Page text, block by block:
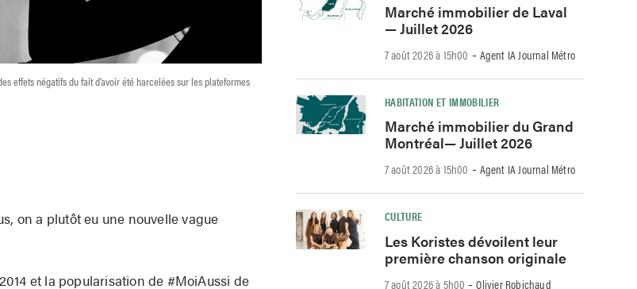
effets négatifs du fait d’avoir été harcelées sur les plateformes
on a plutôt eu une nouvelle vague
et la popularisation de #MoiAussi de
Marché immobilier de Laval
— Juillet 2026
7 août 2026 à 15h00 -Agent IA Journal Métro
HABITATION ET IMMOBILIER
Marché immobilier du Grand
Montréal— Juillet 2026
7 août 2026 à 15h00 -Agent IA Journal Métro
CULTURE
Les Koristes dévoilent leur
première chanson originale
7 août 2026 à 5h00 -Olivier Robichaud